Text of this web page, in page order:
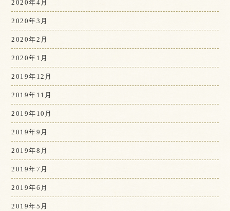
2020年4月
2020年3月
2020年2月
2020年1月
2019年12月
2019年11月
2019年10月
2019年9月
2019年8月
2019年7月
2019年6月
2019年5月